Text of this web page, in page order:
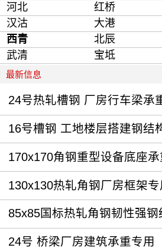
河北
红桥
汉沽
大港
西青
北辰
武清
宝坻
最新信息
24号热轧槽钢 厂房行车梁承
16号槽钢 工地楼层搭建钢结
170x170角钢重型设备底座承
130x130热轧角钢厂房框架专
85x85国标热轧角钢韧性强
24号 桥梁厂房建筑承重专用